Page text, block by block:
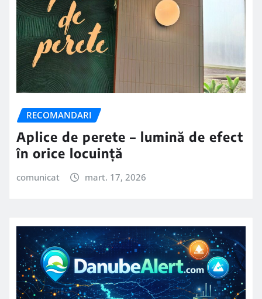
RECOMANDARI
Aplice de perete – lumină de efect
în orice locuință
comunicat mart. 17, 2026